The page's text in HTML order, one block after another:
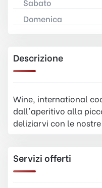
Sabato
Domenica
Descrizione
Wine, international
dall'aperitivo alla
deliziarvi con le
Servizi offerti